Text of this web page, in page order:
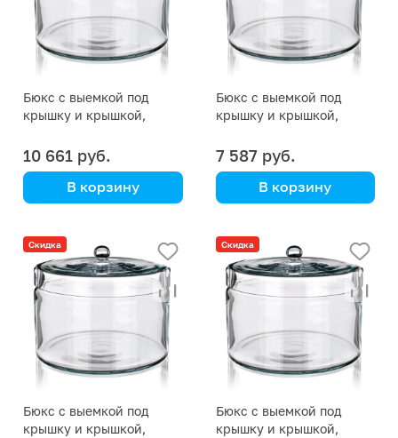
Бюкс с выемкой под
крышку и крышкой,
10 661 руб.
В корзину
(Кат. № 2205/632 516
001 200) (Simax)
Бюкс с выемкой под
крышку и крышкой,
7 587 руб.
В корзину
(Кат. № 2205/632 516
001 150) (Simax)
Скидка
Бюкс с выемкой под
крышку и крышкой,
Скидка
Бюкс с выемкой под
крышку и крышкой,